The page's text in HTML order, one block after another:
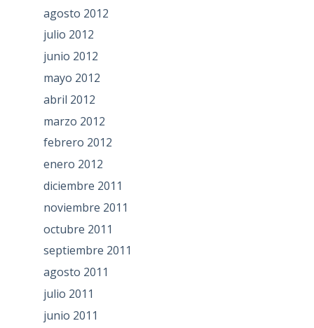
agosto 2012
julio 2012
junio 2012
mayo 2012
abril 2012
marzo 2012
febrero 2012
enero 2012
diciembre 2011
noviembre 2011
octubre 2011
septiembre 2011
agosto 2011
julio 2011
junio 2011